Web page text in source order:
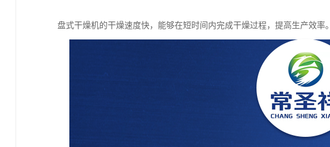
盘式干燥机的干燥速度快，能够在短时间内完成干燥过程，提高生产效率。